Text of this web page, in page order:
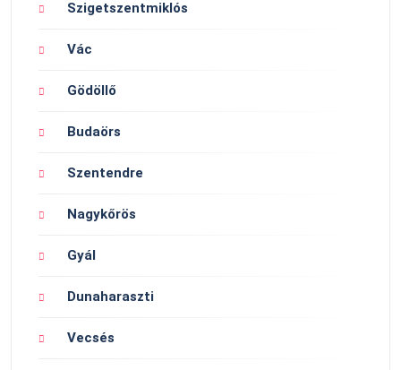
Szigetszentmiklós
Vác
Gödöllő
Budaörs
Szentendre
Nagykőrös
Gyál
Dunaharaszti
Vecsés